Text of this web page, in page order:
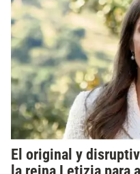
El original y